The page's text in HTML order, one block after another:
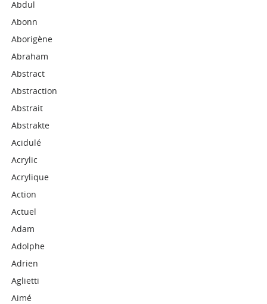
Abdul
Abonn
Aborigène
Abraham
Abstract
Abstraction
Abstrait
Abstrakte
Acidulé
Acrylic
Acrylique
Action
Actuel
Adam
Adolphe
Adrien
Aglietti
Aimé